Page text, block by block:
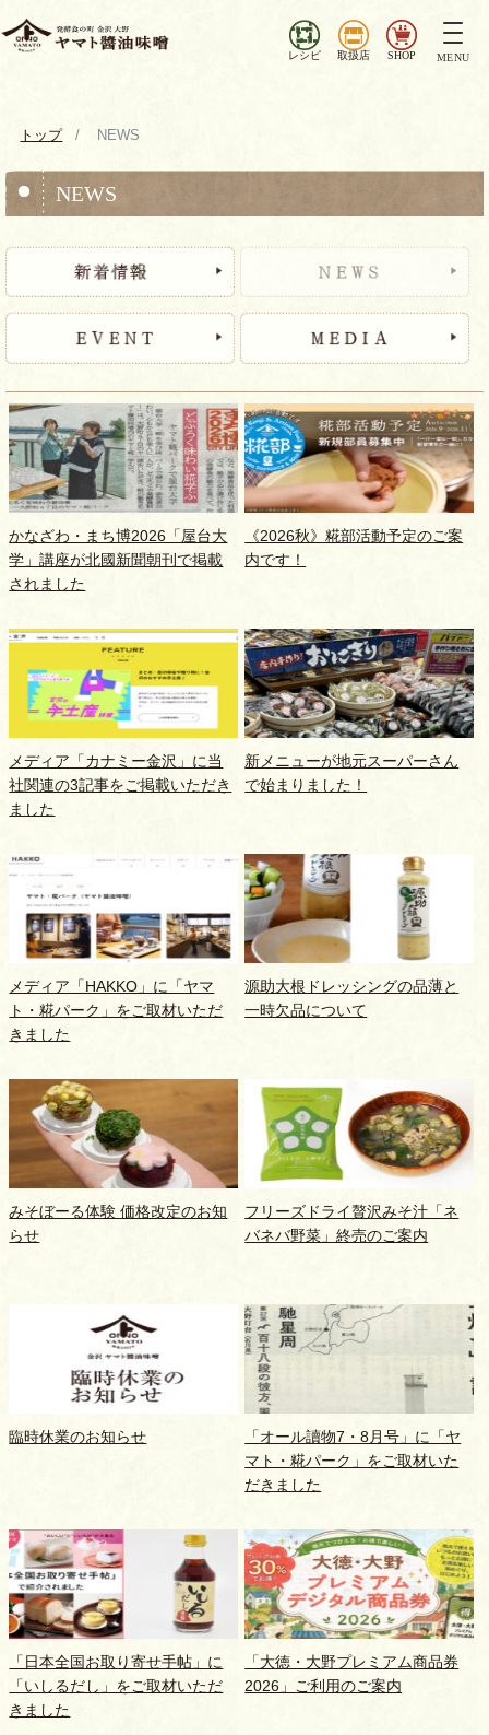
レシピ 取扱店 SHOP
ナ
ビ
ン
り
替
え
MENU
トップ NEWS
NEWS
かなざわ・まち博2026「屋台大
学」講座が北國新聞朝刊で掲載
されました
《2026秋》糀部活動予定のご案
内です！
メディア「カナミー金沢」に当
社関連の3記事をご掲載いただき
ました
新メニューが地元スーパーさん
で始まりました！
メディア「HAKKO」に「ヤマ
ト・糀パーク」をご取材いただ
きました
源助大根ドレッシングの品薄と
一時欠品について
みそぼーる体験 価格改定のお知
らせ
フリーズドライ贅沢みそ汁「ネ
バネバ野菜」終売のご案内
臨時休業のお知らせ
「オール讀物7・8月号」に「ヤ
マト・糀パーク」をご取材いた
だきました
「日本全国お取り寄せ手帖」に
「いしるだし」をご取材いただ
きました
「大徳・大野プレミアム商品券
2026」ご利用のご案内